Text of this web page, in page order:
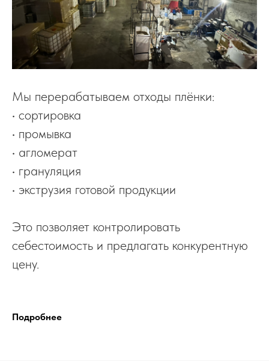
Мы перерабатываем отходы плёнки:
• сортировка
• промывка
• агломерат
• грануляция
• экструзия готовой продукции
Это позволяет контролировать
себестоимость и предлагать конкурентную
цену.
Подробнее